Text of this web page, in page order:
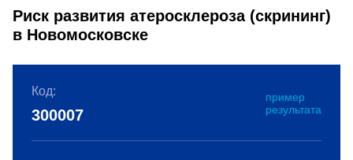
Риск развития атеросклероза (скрининг)
в Новомосковске
Код:
пример
результата
300007